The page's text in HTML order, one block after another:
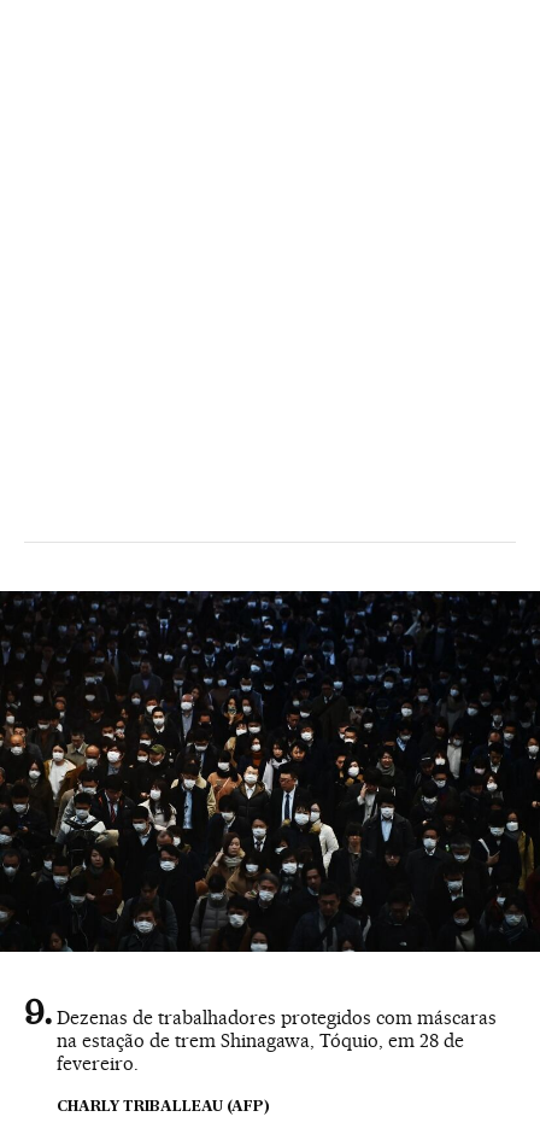
Dezenas de trabalhadores protegidos com máscaras
na estação de trem Shinagawa, Tóquio, em 28 de
fevereiro.
CHARLY TRIBALLEAU (AFP)